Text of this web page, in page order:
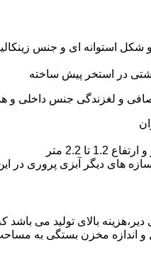
استوانه ای و جنس
در استخر پیش ساخته
و لغزندگی جنس داخلی و
های دیگر آبزی پروری در
بالای تولید می باشد
اندازه مخزن بستگی به